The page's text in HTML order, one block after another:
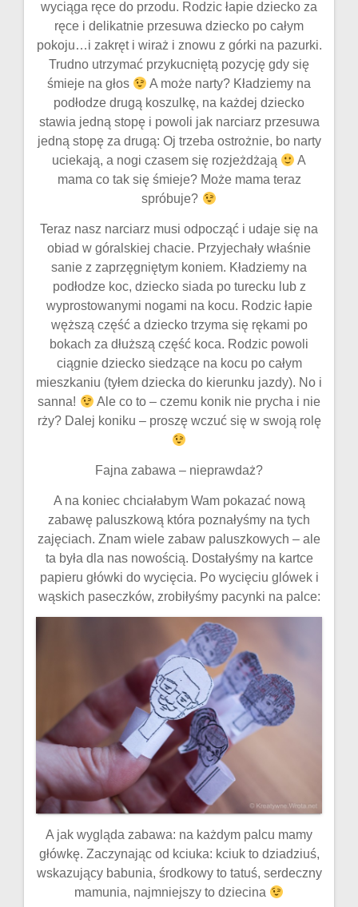
wyciąga ręce do przodu. Rodzic łapie dziecko za
ręce i delikatnie przesuwa dziecko po całym
pokoju…i zakręt i wiraż i znowu z górki na pazurki.
Trudno utrzymać przykucniętą pozycję gdy się
śmieje na głos
A może narty? Kładziemy na
podłodze drugą koszulkę, na każdej dziecko
stawia jedną stopę i powoli jak narciarz przesuwa
jedną stopę za drugą: Oj trzeba ostrożnie, bo narty
uciekają, a nogi czasem się rozjeżdżają
A
mama co tak się śmieje? Może mama teraz
spróbuje?
Teraz nasz narciarz musi odpocząć i udaje się na
obiad w góralskiej chacie. Przyjechały właśnie
sanie z zaprzęgniętym koniem. Kładziemy na
podłodze koc, dziecko siada po turecku lub z
wyprostowanymi nogami na kocu. Rodzic łapie
węższą część a dziecko trzyma się rękami po
bokach za dłuższą część koca. Rodzic powoli
ciągnie dziecko siedzące na kocu po całym
mieszkaniu (tyłem dziecka do kierunku jazdy). No i
sanna!
Ale co to – czemu konik nie prycha i nie
rży? Dalej koniku – proszę wczuć się w swoją rolę
Fajna zabawa – nieprawdaż?
A na koniec chciałabym Wam pokazać nową
zabawę paluszkową która poznałyśmy na tych
zajęciach. Znam wiele zabaw paluszkowych – ale
ta była dla nas nowością. Dostałyśmy na kartce
papieru główki do wycięcia. Po wycięciu glówek i
wąskich paseczków, zrobiłyśmy pacynki na palce:
A jak wygląda zabawa: na każdym palcu mamy
główkę. Zaczynając od kciuka: kciuk to dziadziuś,
wskazujący babunia, środkowy to tatuś, serdeczny
mamunia, najmniejszy to dziecina